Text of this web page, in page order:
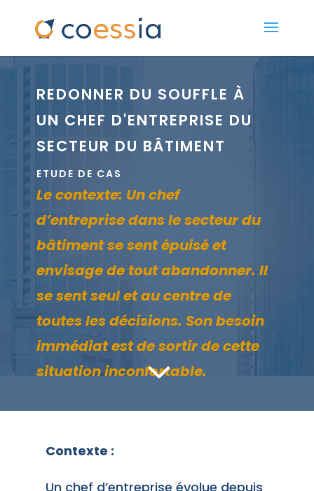
REDONNER DU SOUFFLE À
UN CHEF D'ENTREPRISE DU
SECTEUR DU BÂTIMENT
ETUDE DE CAS
Le contexte: Un chef
d’entreprise dans le secteur du
bâtiment se sent épuisé et
envisage de tout abandonner. Il
se sent seul et au centre de
toutes les décisions. Son besoin
immédiat est de sortir de cette
situation inconfortable.
3
Contexte :
Un chef d’entreprise évolue depuis